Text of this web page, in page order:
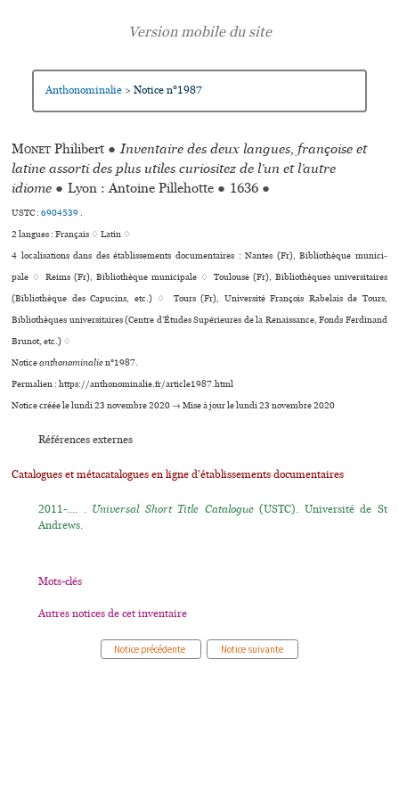
Anthonominalie > Notice n°1987
Monet Philibert ● Inventaire des deux langues, françoise et
latine assorti des plus utiles curiositez de l’un et l’autre
idiome ● Lyon : Antoine Pillehotte ● 1636 ●
USTC :6904539.
2 langues :Français ♢Latin ♢
4 localisations dans des établissements documentaires : Nantes (Fr), Bibliothèque muni­ci­
pale ♢ Reims (Fr), Bibliothèque muni­ci­pale ♢ Toulouse (Fr), Bibliothèques uni­ver­si­taires
(Bibliothèque des Capucins, etc.) ♢ Tours (Fr), Université François Rabelais de Tours,
Bibliothèques uni­ver­si­tai­res (Centre d’Études Supérieures de la Renaissance, Fonds Ferdinand
Brunot, etc.) ♢
Noticeanthonominalien°1987.
Permalien : https://anthonominalie.fr/article1987.html
Notice créée le lundi 23 novembre 2020 → Mise à jour le lundi 23 novembre 2020
Références externes
Catalogues et métacatalogues en ligne d'établissements documentaires
2011-.... . Universal Short Title Catalogue(USTC). Université de St
Andrews.
Mots-clés
Autres notices de cet inventaire
Notice précédente Notice suivante